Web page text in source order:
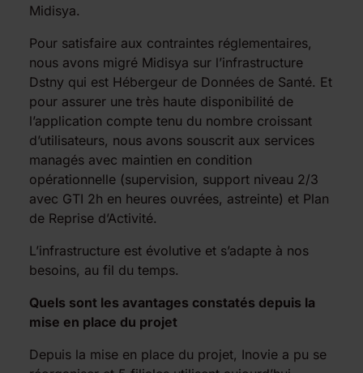
Midisya.
Pour satisfaire aux contraintes réglementaires,
nous avons migré Midisya sur l’infrastructure
Dstny qui est Hébergeur de Données de Santé. Et
pour assurer une très haute disponibilité de
l’application compte tenu du nombre croissant
d’utilisateurs, nous avons souscrit aux services
managés avec maintien en condition
opérationnelle (supervision, support niveau 2/3
avec GTI 2h en heures ouvrées, astreinte) et Plan
de Reprise d’Activité.
L’infrastructure est évolutive et s’adapte à nos
besoins, au fil du temps.
Quels sont les avantages constatés depuis la
mise en place du projet
Depuis la mise en place du projet, Inovie a pu se